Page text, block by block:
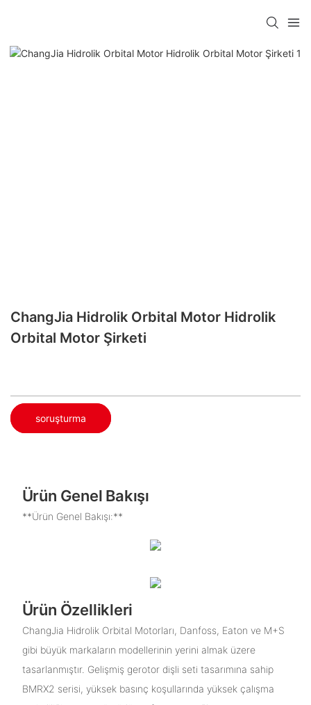
ChangJia Hidrolik Orbital Motor Hidrolik
Orbital Motor Şirketi
soruşturma
Ürün Genel Bakışı
**Ürün Genel Bakışı:**
Ürün Özellikleri
ChangJia Hidrolik Orbital Motorları, Danfoss, Eaton ve M+S
gibi büyük markaların modellerinin yerini almak üzere
tasarlanmıştır. Gelişmiş gerotor dişli seti tasarımına sahip
BMRX2 serisi, yüksek basınç koşullarında yüksek çalışma